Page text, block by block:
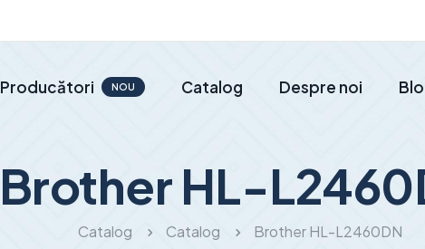
Producători NOU Catalog Despre noi
Brother HL-
Catalog Catalog Brother HL-L2460DN